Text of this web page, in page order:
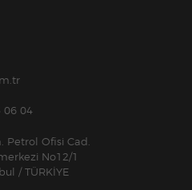
06 04
Petrol Ofisi Cad.
No12/1
/ TÜRKİYE